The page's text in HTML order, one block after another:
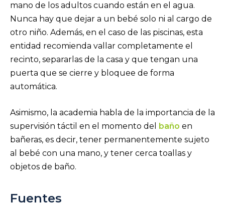
mano de los adultos cuando están en el agua.
Nunca hay que dejar a un bebé solo ni al cargo de
otro niño. Además, en el caso de las piscinas, esta
entidad recomienda vallar completamente el
recinto, separarlas de la casa y que tengan una
puerta que se cierre y bloquee de forma
automática.
Asimismo, la academia habla de la importancia de la
supervisión táctil en el momento del baño en
bañeras, es decir, tener permanentemente sujeto
al bebé con una mano, y tener cerca toallas y
objetos de baño.
Fuentes